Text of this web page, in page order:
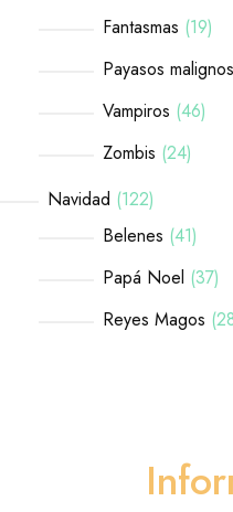
Fantasmas 19
Payasos malignos
Vampiros 46
Zombis 24
Navidad 122
Belenes 41
Papá Noel 37
Reyes Magos